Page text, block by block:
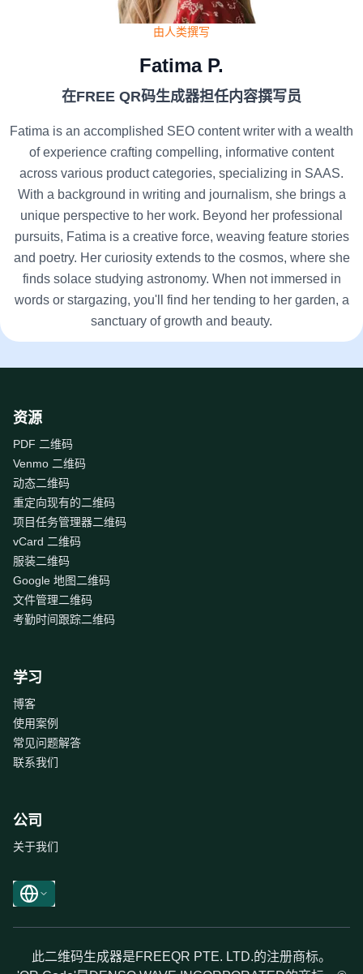
由人类撰写
Fatima P.
在FREE QR码生成器担任内容撰写员
Fatima is an accomplished SEO content writer with a wealth
of experience crafting compelling, informative content
across various product categories, specializing in SAAS.
With a background in writing and journalism, she brings a
unique perspective to her work. Beyond her professional
pursuits, Fatima is a creative force, weaving feature stories
and poetry. Her curiosity extends to the cosmos, where she
finds solace studying astronomy. When not immersed in
words or stargazing, you'll find her tending to her garden, a
sanctuary of growth and beauty.
资源
PDF 二维码
Venmo 二维码
动态二维码
重定向现有的二维码
项目任务管理器二维码
vCard 二维码
服装二维码
Google 地图二维码
文件管理二维码
考勤时间跟踪二维码
学习
博客
使用案例
常见问题解答
联系我们
公司
关于我们
此二维码生成器是FREEQR PTE. LTD.的注册商标。